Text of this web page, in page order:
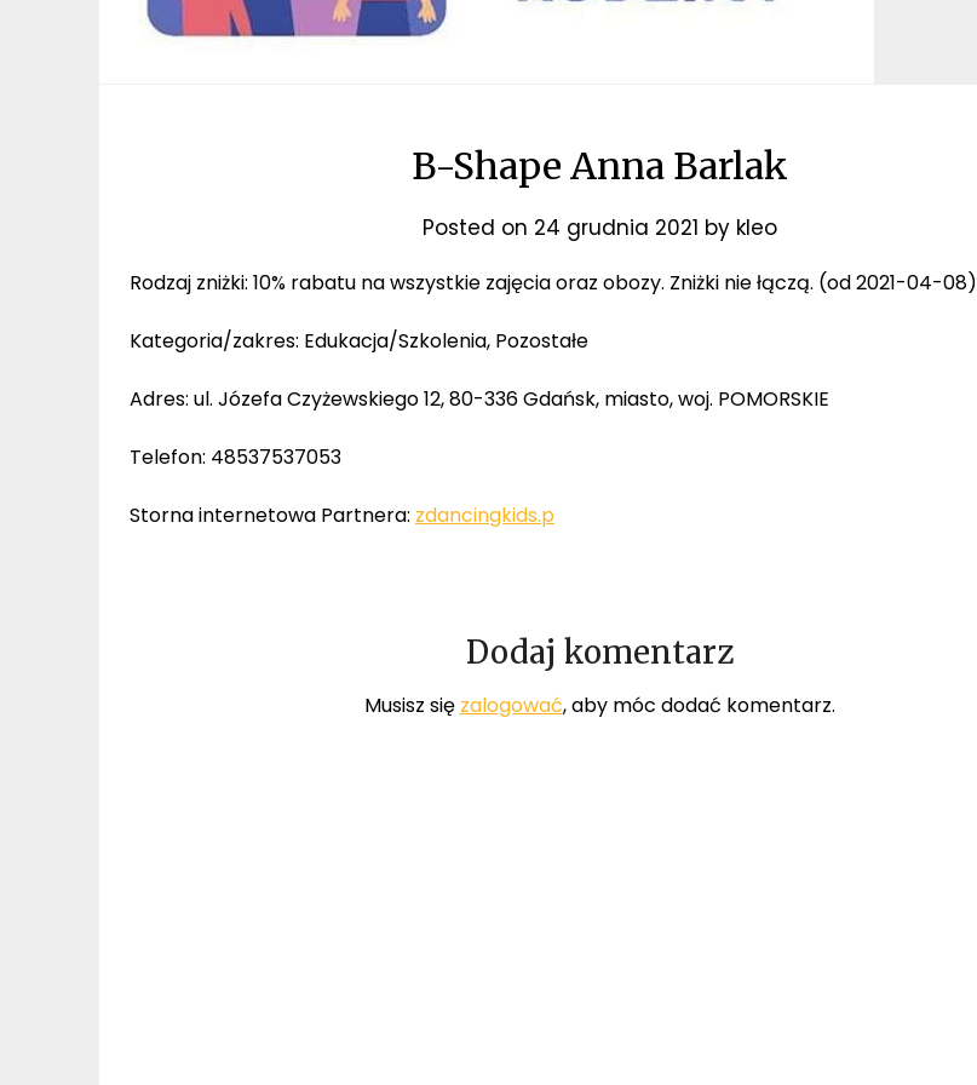
B-Shape Anna Barlak
Posted on 24 grudnia 2021 by kleo
Rodzaj zniżki: 10% rabatu na wszystkie zajęcia oraz obozy. Zniżki nie łączą. (od 2021-04-08)
Kategoria/zakres: Edukacja/Szkolenia, Pozostałe
Adres: ul. Józefa Czyżewskiego 12, 80-336 Gdańsk, miasto, woj. POMORSKIE
Telefon: 48537537053
Storna internetowa Partnera: zdancingkids.p
Dodaj komentarz
Musisz się zalogować, aby móc dodać komentarz.